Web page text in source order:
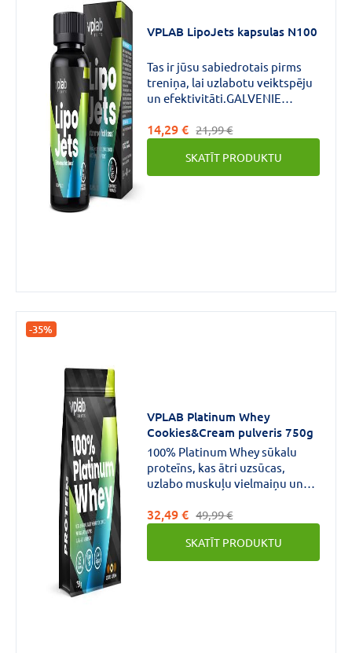
VAIRĀK
Forma
Pulveris (76)
Kapsulas (48)
Tablete (23)
vielas
100MG (4)
1000mg (3)
1200MG (2)
VPLAB LipoJets kapsulas N100
Tas ir jūsu sabiedrotais pirms
treniņa, lai uzlabotu veiktspēju
un efektivitāti.GALVENIE
paātrinājums: Paātrina
vielmaiņu, lai ātrāk sadedzinātu
taukus un ogļhidrātus.
14,29 € 21,99 €
SKATĪT PRODUKTU
-35%
VPLAB Platinum Whey
Cookies&Cream pulveris 750g
100% Platinum Whey sūkalu
proteīns, kas ātri uzsūcas,
uzlabo muskuļu vielmaiņu un
masu.Ļoti ātra uzsūkšanās.
32,49 € 49,99 €
SKATĪT PRODUKTU